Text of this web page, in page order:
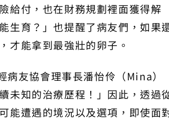
給付，也在財務規劃裡面獲得解
生育？」也提醒了病友們，如果
才能拿到最強壯的卵子。
病友協會理事長潘怡伶（Mina）
未知的治療歷程！」因此，透過
能遭遇的境況以及選項，即使面